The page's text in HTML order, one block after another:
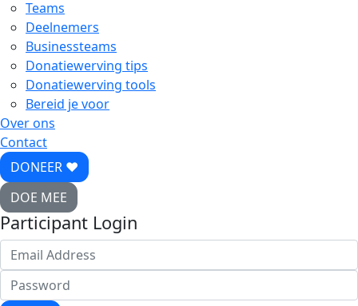
Teams
Deelnemers
Businessteams
Donatiewerving tips
Donatiewerving tools
Bereid je voor
Over ons
Contact
DONEER ♥
DOE MEE
Participant Login